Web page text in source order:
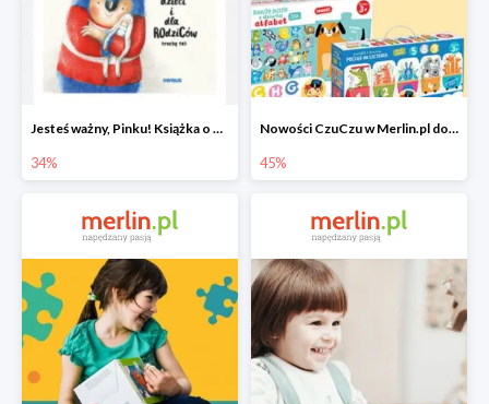
Jesteś ważny, Pinku! Książka o poczuciu własnej wartości
34%
Nowości CzuCzu w Merlin.pl do -45%
45%